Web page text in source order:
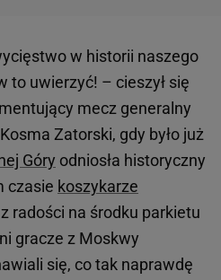
w historii naszego
to uwierzyć! – cieszył się
mecz generalny
Zatorski, gdy było już
Góry odniosła historyczny
czasie koszykarze
radości na środku parkietu
gracze z Moskwy
się, co tak naprawdę